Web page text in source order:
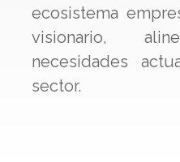
ecosistema
visionario,
necesidades
sector.